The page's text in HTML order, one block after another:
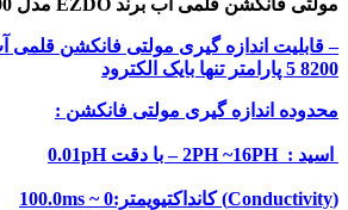
8200 5 پارامتر تنها بایک الکترود
محدوده اندازه گیری مولتی فانکشن :
اسید : 2PH ~16PH – با دقت 0.01pH
(Conductivity) کانداکتیویمتر:0 ~ 100.0ms